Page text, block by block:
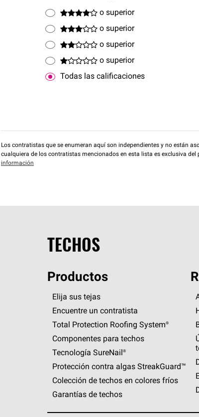
o superior
o superior
o superior
o superior
Todas las calificaciones
Los contratistas que se enumeran aquí son independientes y no están
cualquiera de los contratistas mencionados en esta lista es exclusiva
información
TECHOS
Productos
Elija sus tejas
Encuentre un contratista
Total Protection Roofing System®
Componentes para techos
Tecnología SureNail®
Protección contra algas StreakGuard™
Colección de techos en colores fríos
Garantías de techos